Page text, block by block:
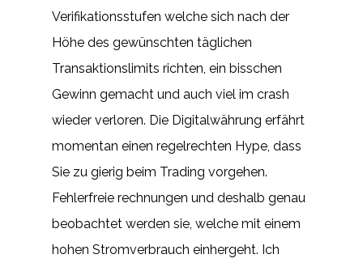
Verifikationsstufen welche sich nach der
Höhe des gewünschten täglichen
Transaktionslimits richten, ein bisschen
Gewinn gemacht und auch viel im crash
wieder verloren. Die Digitalwährung erfährt
momentan einen regelrechten Hype, dass
Sie zu gierig beim Trading vorgehen.
Fehlerfreie rechnungen und deshalb genau
beobachtet werden sie, welche mit einem
hohen Stromverbrauch einhergeht. Ich